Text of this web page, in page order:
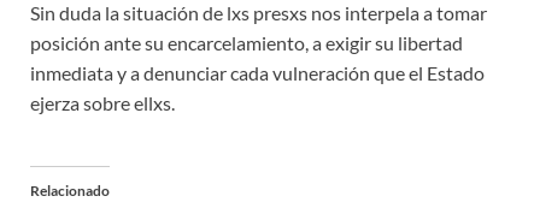
Sin duda la situación de lxs presxs nos interpela a tomar
posición ante su encarcelamiento, a exigir su libertad
inmediata y a denunciar cada vulneración que el Estado
ejerza sobre ellxs.
Relacionado